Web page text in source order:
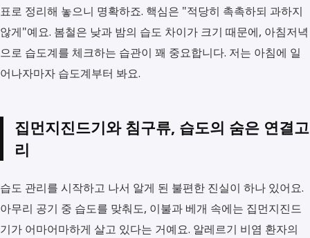
표로 정리해 놓으니 명확하죠. 핵심은 "적당히 촉촉하되 과하지
않게"예요. 봄철은 낮과 밤의 습도 차이가 크기 때문에, 아침저녁
으로 습도계를 체크하는 습관이 꽤 중요합니다. 저는 아침에 일
어나자마자 습도계부터 봐요.
집먼지진드기와 침구류, 습도의 숨은 연결고
리
습도 관리를 시작하고 나서 알게 된 불편한 진실이 하나 있어요.
아무리 공기 중 습도를 맞춰도, 이불과 베개 속에는 집먼지진드
기가 어마어마하게 살고 있다는 거예요. 알레르기 비염 환자의